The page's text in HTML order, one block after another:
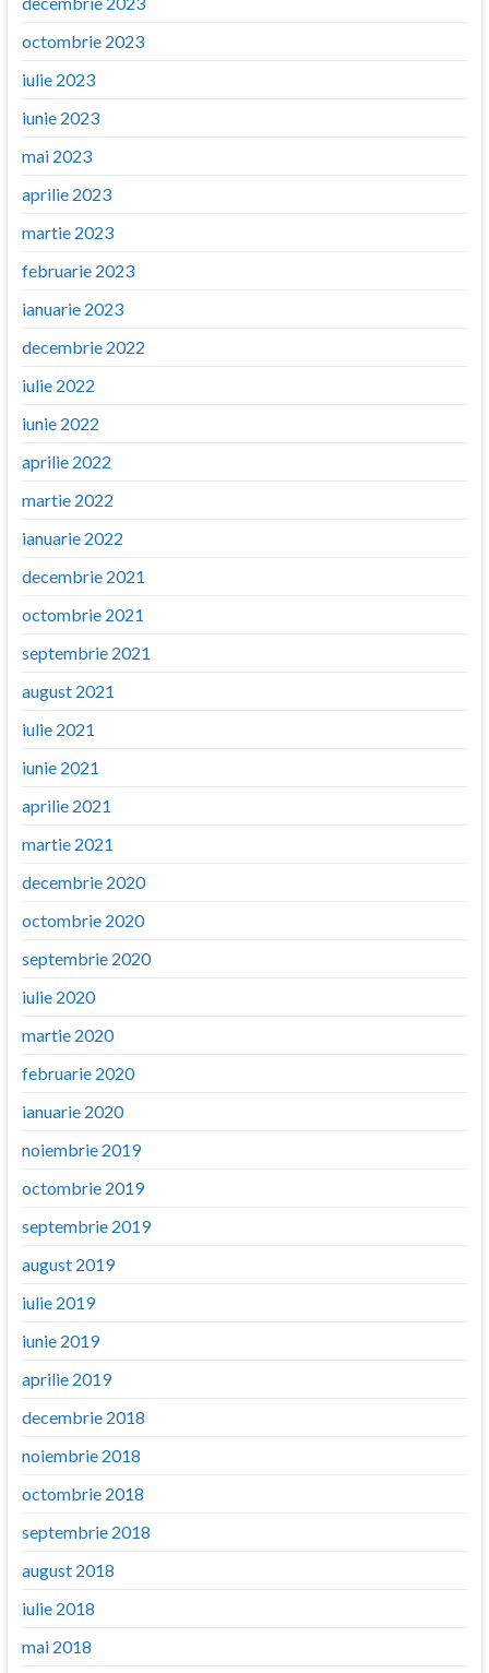
octombrie 2023
iulie 2023
iunie 2023
mai 2023
aprilie 2023
martie 2023
februarie 2023
ianuarie 2023
decembrie 2022
iulie 2022
iunie 2022
aprilie 2022
martie 2022
ianuarie 2022
decembrie 2021
octombrie 2021
septembrie 2021
august 2021
iulie 2021
iunie 2021
aprilie 2021
martie 2021
decembrie 2020
octombrie 2020
septembrie 2020
iulie 2020
martie 2020
februarie 2020
ianuarie 2020
noiembrie 2019
octombrie 2019
septembrie 2019
august 2019
iulie 2019
iunie 2019
aprilie 2019
decembrie 2018
noiembrie 2018
octombrie 2018
septembrie 2018
august 2018
iulie 2018
mai 2018